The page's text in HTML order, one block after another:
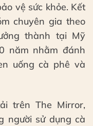
vệ sức khỏe. Kết
chuyên gia theo
thành tại Mỹ
năm nhằm đánh
uống cà phê và
trên The Mirror,
người sử dụng cà